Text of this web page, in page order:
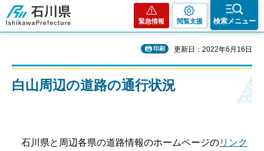
石川県
緊急情報 閲覧支援 検索メニュー
印刷 更新日：2022年6月16日
白山周辺の道路の通行状況
石川県と周辺各県の道路情報のホームページのリンク